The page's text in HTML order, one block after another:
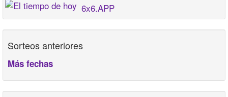
6x6.APP
Sorteos anteriores
Más fechas